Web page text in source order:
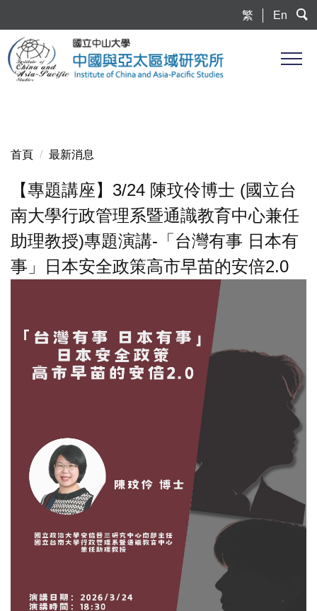
到
主
要
內
繁 En
首頁 最新消息
【專題講座】3/24 陳玟伶博士 (國立台
南⼤學⾏政管理系暨通識教育中⼼兼任
助理教授)專題演講-「台灣有事 日本有
事」日本安全政策高市早苗的安倍2.0